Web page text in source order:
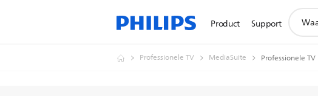
Product Support
zoeken
Professionele TV MediaSuite Professionele TV